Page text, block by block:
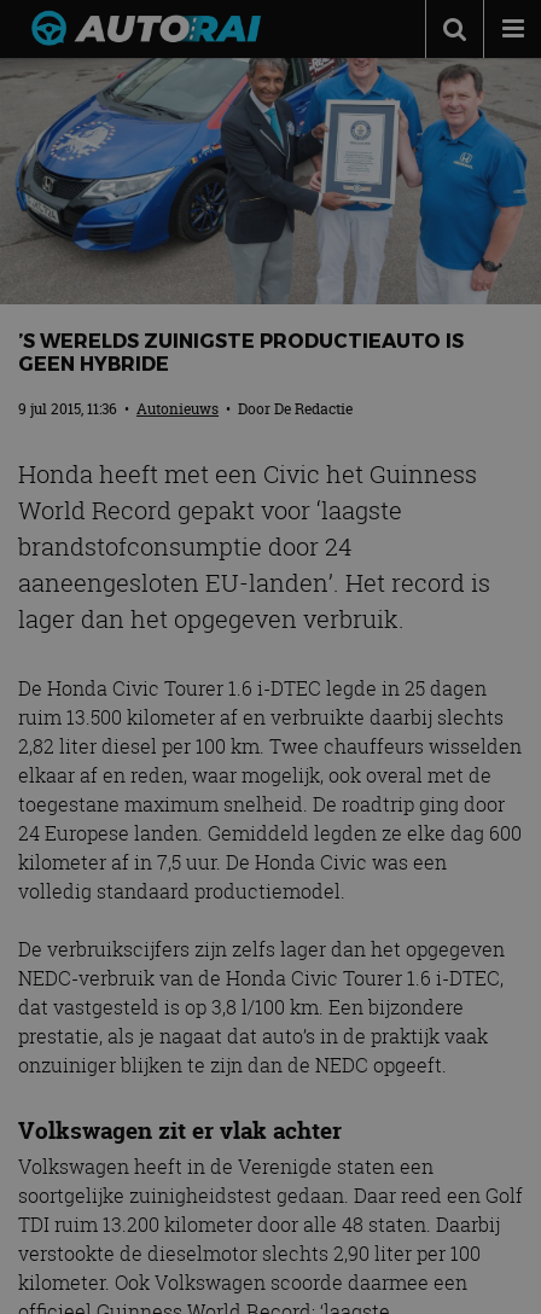
Autonieuws
Podcast
Autotests
Automerken
Adverteren
Contact
MotorRAI.nl
’S WERELDS ZUINIGSTE PRODUCTIEAUTO IS
GEEN HYBRIDE
9 jul 2015, 11:36 • Autonieuws • DoorDe Redactie
Honda heeft met een Civic het Guinness
World Record gepakt voor ‘laagste
brandstofconsumptie door 24
aaneengesloten EU-landen’. Het record is
lager dan het opgegeven verbruik.
De Honda Civic Tourer 1.6 i-DTEC legde in 25 dagen
ruim 13.500 kilometer af en verbruikte daarbij slechts
2,82 liter diesel per 100 km. Twee chauffeurs wisselden
elkaar af en reden, waar mogelijk, ook overal met de
toegestane maximum snelheid. De roadtrip ging door
24 Europese landen. Gemiddeld legden ze elke dag 600
kilometer af in 7,5 uur. De Honda Civic was een
volledig standaard productiemodel.
De verbruikscijfers zijn zelfs lager dan het opgegeven
NEDC-verbruik van de Honda Civic Tourer 1.6 i-DTEC,
dat vastgesteld is op 3,8 l/100 km. Een bijzondere
prestatie, als je nagaat dat auto’s in de praktijk vaak
onzuiniger blijken te zijn dan de NEDC opgeeft.
Volkswagen zit er vlak achter
Volkswagen heeft in de Verenigde staten een
soortgelijke zuinigheidstest gedaan. Daar reed een Golf
TDI ruim 13.200 kilometer door alle 48 staten. Daarbij
verstookte de dieselmotor slechts 2,90 liter per 100
kilometer. Ook Volkswagen scoorde daarmee een